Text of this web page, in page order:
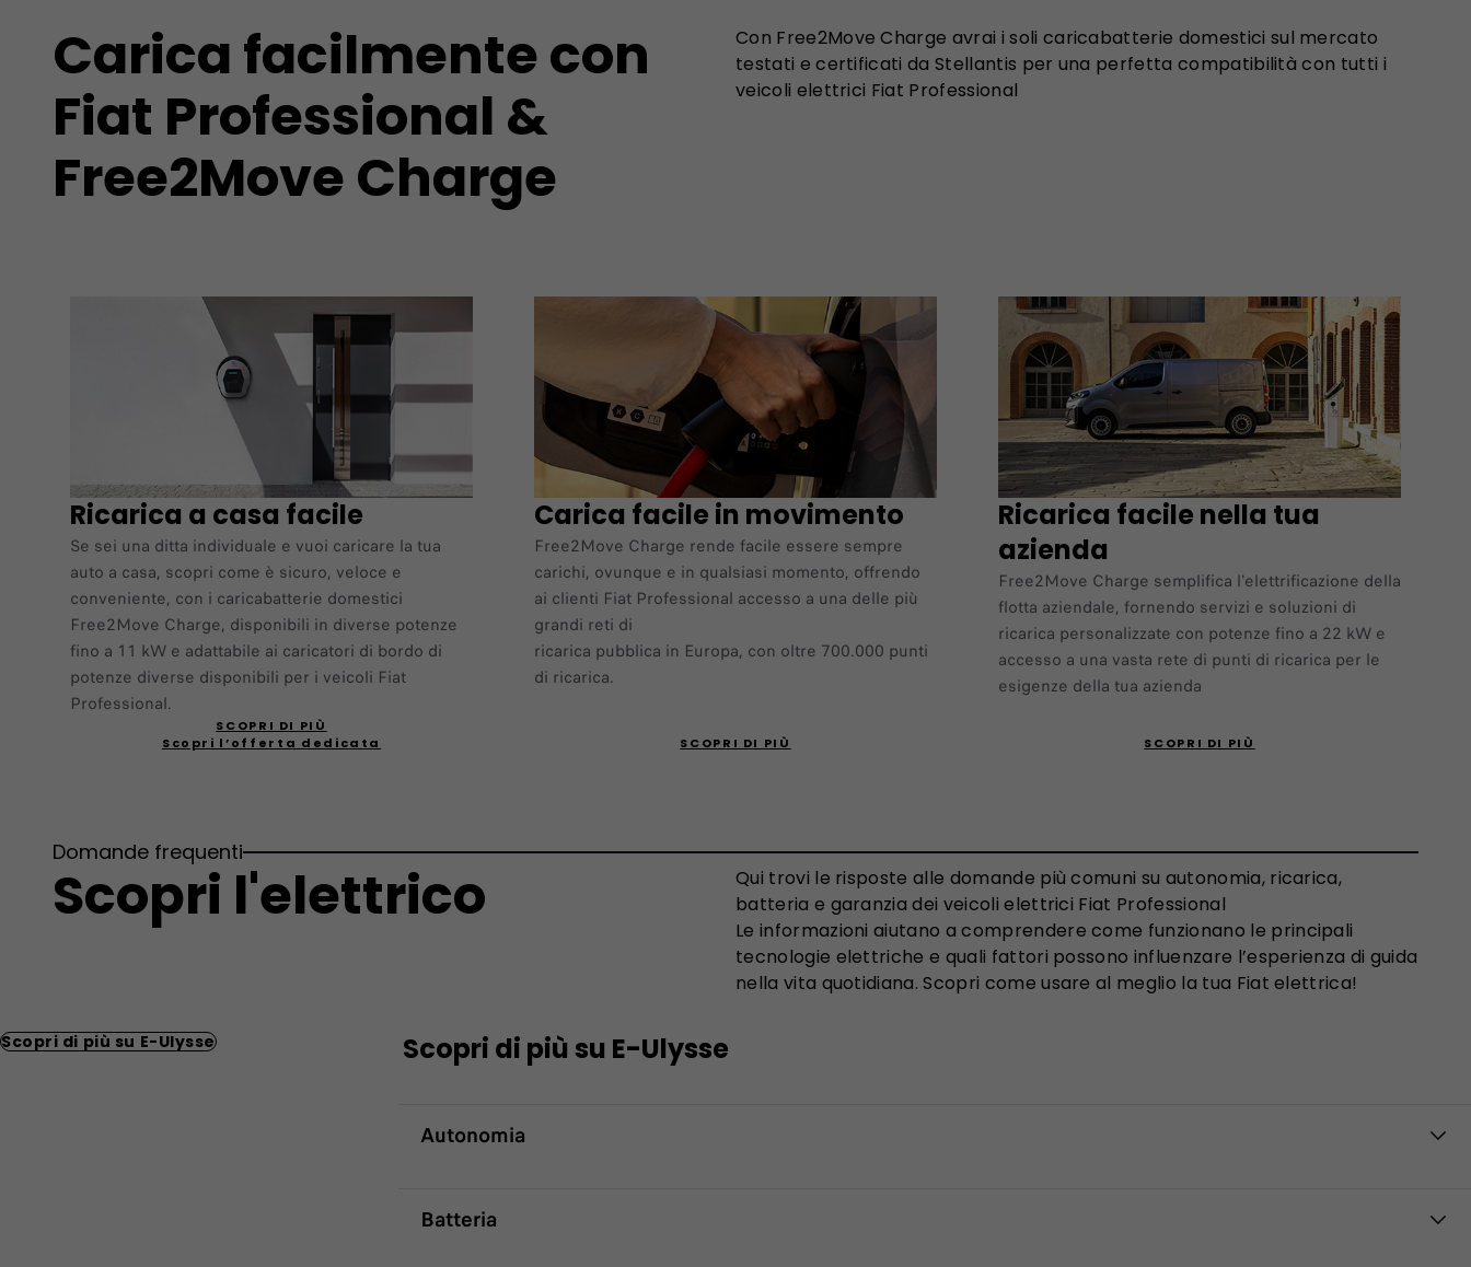
Carica facilmente con
Fiat Professional &
Free2Move Charge
Con Free2Move Charge avrai i soli caricabatterie domestici sul mercato
testati e certificati da Stellantis per una perfetta compatibilità con tutti i
veicoli elettrici Fiat Professional
Ricarica a casa facile
Se sei una ditta individuale e vuoi caricare la tua
auto a casa, scopri come è sicuro, veloce e
conveniente, con i caricabatterie domestici
Free2Move Charge, disponibili in diverse potenze
fino a 11 kW e adattabile ai caricatori di bordo di
potenze diverse disponibili per i veicoli Fiat
Professional.
SCOPRI DI PIÙ
Scopri l’offerta dedicata
Carica facile in movimento
Free2Move Charge rende facile essere sempre
carichi, ovunque e in qualsiasi momento, offrendo
ai clienti Fiat Professional accesso a una delle più
grandi reti di
ricarica pubblica in Europa, con oltre 700.000 punti
di ricarica.
SCOPRI DI PIÙ
Ricarica facile nella tua
azienda
Free2Move Charge semplifica l'elettrificazione della
flotta aziendale, fornendo servizi e soluzioni di
ricarica personalizzate con potenze fino a 22 kW e
accesso a una vasta rete di punti di ricarica per le
esigenze della tua azienda
SCOPRI DI PIÙ
Domande frequenti
Scopri l'elettrico
Qui trovi le risposte alle domande più comuni su autonomia, ricarica,
batteria e garanzia dei veicoli elettrici Fiat Professional
Le informazioni aiutano a comprendere come funzionano le principali
tecnologie elettriche e quali fattori possono influenzare l’esperienza di guida
nella vita quotidiana. Scopri come usare al meglio la tua Fiat elettrica!
Scopri di più su E-Ulysse Scopri di più su E-Ulysse
Autonomia
Quali fattori riducono l’autonomia elettrica del veicolo?
Batteria